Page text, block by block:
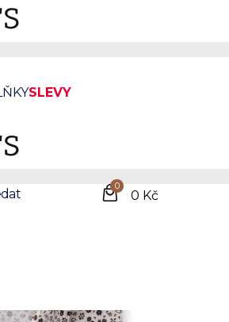
SLEVY
0
0 Kč
vzorem